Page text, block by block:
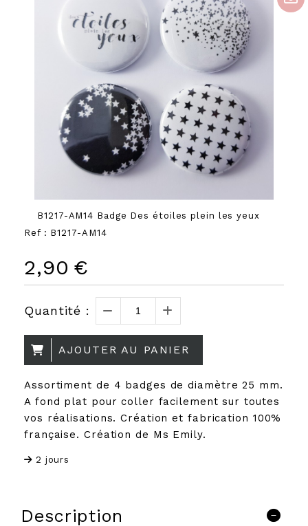
B1217-AM14 Badge Des étoiles plein les yeux
Ref : B1217-AM14
2,90 €
Quantité :
AJOUTER AU PANIER
Assortiment de 4 badges de diamètre 25 mm.
A fond plat pour coller facilement sur toutes
vos réalisations. Création et fabrication 100%
française. Création de Ms Emily.
2 jours
Description